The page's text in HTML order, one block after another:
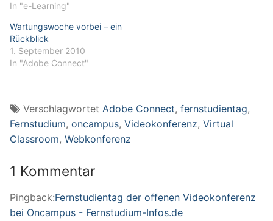
In "e-Learning"
Wartungswoche vorbei – ein
Rückblick
1. September 2010
In "Adobe Connect"
Verschlagwortet Adobe Connect, fernstudientag,
Fernstudium, oncampus, Videokonferenz, Virtual
Classroom, Webkonferenz
1 Kommentar
Pingback:Fernstudientag der offenen Videokonferenz
bei Oncampus - Fernstudium-Infos.de